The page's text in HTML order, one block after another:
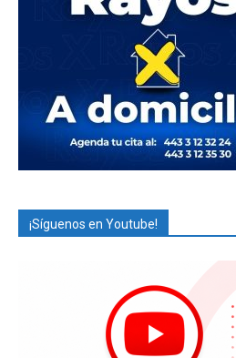
¡Síguenos en Youtube!